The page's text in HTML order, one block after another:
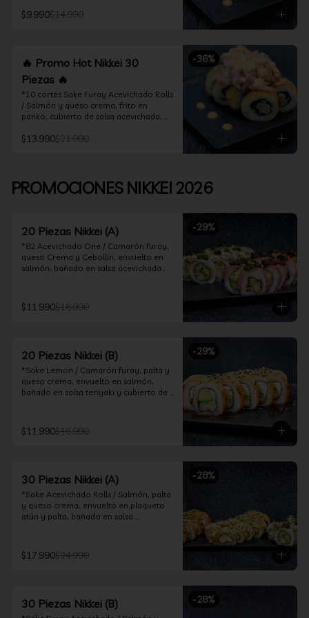
$9.990$14.990
-36%
🔥 Promo Hot Nikkei 30
Piezas 🔥
*10 cortes Sake Furay Acevichado Rolls
/ Salmón y queso crema, frito en
panko, cubierto de salsa acevichada,
*10 cortes Maguro Acevichado Rolls /
acevichado
$13.990$21.990
PROMOCIONES NIKKEI 2026
-29%
20 Piezas Nikkei (A)
*82 Acevichado One / Camarón furay,
queso Crema y Cebollín, envuelto en
salmón, bañado en salsa acevichada
y cebollin, frito en panko cubierto de
ceviche hot.
$11.990$16.990
-29%
20 Piezas Nikkei (B)
*Sake Lemon / Camarón furay, palta y
queso crema, envuelto en salmón,
bañado en salsa teriyaki y cubierto de
*Shrimp Fire Rolls /Palta y camarón
furay, envuelto en queso crema
*Incluye 2 palitos, 2 soya 30ml, 1 salsa
teriyaki 30ml
$11.990$16.990
-28%
30 Piezas Nikkei (A)
*Sake Acevichado Rolls / Salmón, palta
y queso crema, envuelto en plaqueta
atún y palta, bañado en salsa
*Shrimp Fire Rolls / Palta y camarón
furay, envuelto en queso crema
*Almond Furay / Pollo teriyaki, queso
crema y almendras tostadas, frito en
$17.990$24.990
-28%
30 Piezas Nikkei (B)